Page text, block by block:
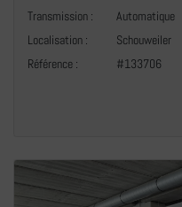
Transmission :
Automatique
Localisation :
Schouweiler
Référence :
#133706